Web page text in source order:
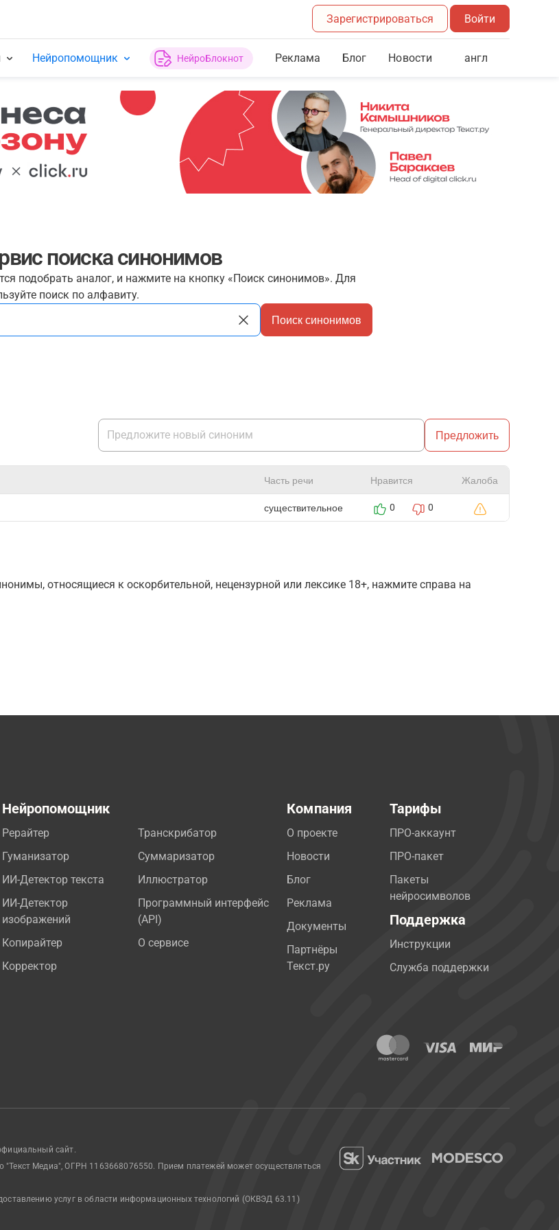
Зарегистрироваться Войти
Нейропомощник НейроБлокнот Реклама Блог Новости англ
поиска синонимов
подобрать аналог, и нажмите на кнопку «Поиск синонимов». Для
поиск по алфавиту.
Поиск синонимов
Предложить
Часть речи Нравится Жалоба
существительное 0 0
относящиеся к оскорбительной, нецензурной или лексике 18+, нажмите справа на
Нейропомощник
Рерайтер
Гуманизатор
ИИ-Детектор текста
ИИ-Детектор
изображений
Копирайтер
Корректор
Транскрибатор
Суммаризатор
Иллюстратор
Программный интерфейс
(API)
О сервисе
Компания
О проекте
Новости
Блог
Реклама
Документы
Партнёры
Текст.ру
Тарифы
ПРО-аккаунт
ПРО-пакет
Пакеты
нейросимволов
Поддержка
Инструкции
Служба поддержки
сайт.
"Текст Медиа", ОГРН 1163668076550. Прием платежей может осуществляться
услуг в области информационных технологий (ОКВЭД 63.11)